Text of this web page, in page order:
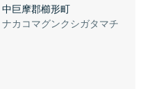
中巨摩郡櫛形町
ナカコマグンクシガタマチ